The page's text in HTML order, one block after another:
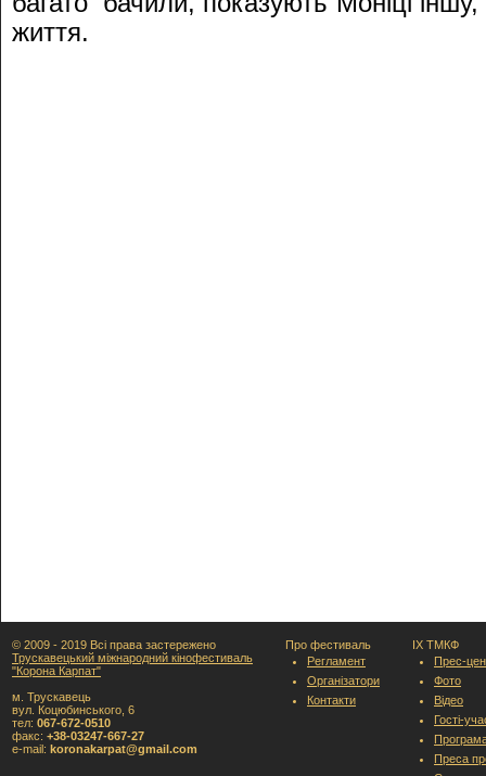
життя.
© 2009 - 2019 Всі права застережено
Трускавецький міжнародний кінофестиваль
"Корона Карпат"
м. Трускавець
вул. Коцюбинського, 6
тел: 067-672-0510
факс: +38-03247-667-27
e-mail: koronakarpat@gmail.com
Про фестиваль
Регламент
Організатори
Контакти
IX ТМКФ
Прес-
Фото
Відео
Гості-
Преса